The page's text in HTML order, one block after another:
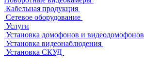
Кабельная продукция
Сетевое оборудование
Услуги
Установка домофонов и видеодомофонов
Установка видеонаблюдения
Установка СКУД